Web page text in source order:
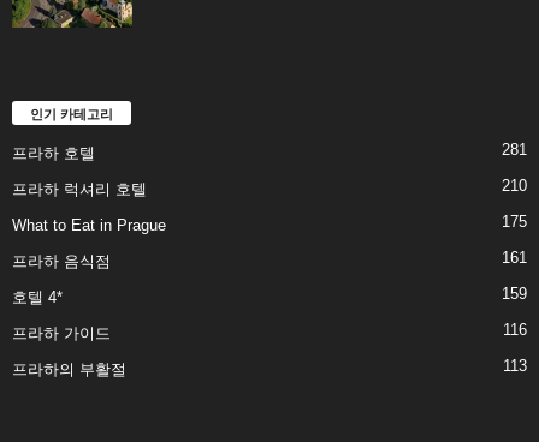
인기 카테고리
프라하 호텔 281
프라하 럭셔리 호텔 210
What to Eat in Prague 175
프라하 음식점 161
호텔 4* 159
프라하 가이드 116
프라하의 부활절 113